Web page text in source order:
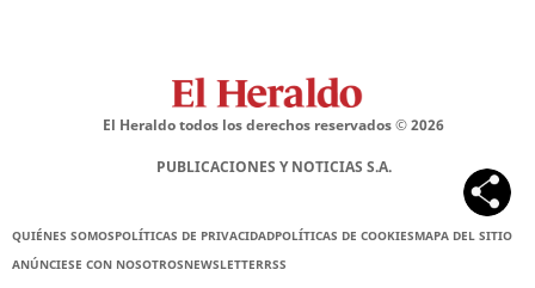
El Heraldo todos los derechos reservados ©2026
PUBLICACIONES Y NOTICIAS S.A.
QUIÉNES SOMOSPOLÍTICAS DE PRIVACIDADPOLÍTICAS DE COOKIESMAPA DEL SITIO
ANÚNCIESE CON NOSOTROSNEWSLETTERRSS